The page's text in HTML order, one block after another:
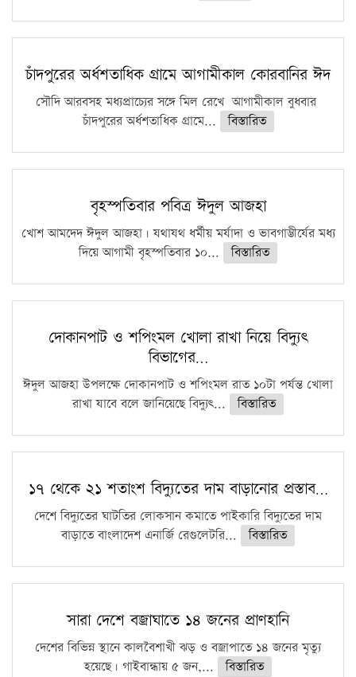
চাঁদপুরের অর্ধশতাধিক গ্রামে আগামীকাল কোরবানির ঈদ
সৌদি আরবসহ মধ্যপ্রাচ্যের সঙ্গে মিল রেখে আগামীকাল বুধবার
চাঁদপুরের অর্ধশতাধিক গ্রামে...
বিস্তারিত
বৃহস্পতিবার পবিত্র ঈদুল আজহা
খোশ আমদেদ ঈদুল আজহা। যথাযথ ধর্মীয় মর্যাদা ও ভাবগাম্ভীর্যের মধ্য
দিয়ে আগামী বৃহস্পতিবার ১০...
বিস্তারিত
দোকানপাট ও শপিংমল খোলা রাখা নিয়ে বিদ্যুৎ
বিভাগের…
ঈদুল আজহা উপলক্ষে দোকানপাট ও শপিংমল রাত ১০টা পর্যন্ত খোলা
রাখা যাবে বলে জানিয়েছে বিদ্যুৎ...
বিস্তারিত
১৭ থেকে ২১ শতাংশ বিদ্যুতের দাম বাড়ানোর প্রস্তাব…
দেশে বিদ্যুতের ঘাটতির লোকসান কমাতে পাইকারি বিদ্যুতের দাম
বাড়াতে বাংলাদেশ এনার্জি রেগুলেটরি...
বিস্তারিত
সারা দেশে বজ্রাঘাতে ১৪ জনের প্রাণহানি
দেশের বিভিন্ন স্থানে কালবৈশাখী ঝড় ও বজ্রাপাতে ১৪ জনের মৃত্যু
হয়েছে। গাইবান্ধায় ৫ জন,...
বিস্তারিত